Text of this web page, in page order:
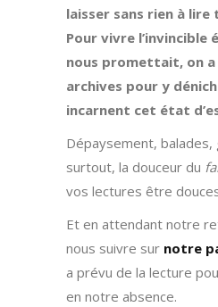
laisser sans rien à
Pour vivre l’invincible
nous promettait, on a
archives pour y
incarnent cet état
Dépaysement,
surtout, la douceur du
vos lectures être
Et en attendant notre
nous suivre sur notre
a prévu de la lecture
en notre absence.